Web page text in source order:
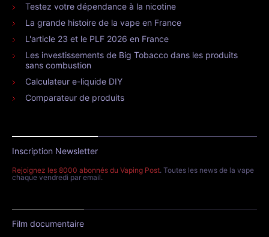
Testez votre dépendance à la nicotine
La grande histoire de la vape en France
L'article 23 et le PLF 2026 en France
Les investissements de Big Tobacco dans les produits
sans combustion
Calculateur e-liquide DIY
Comparateur de produits
Inscription Newsletter
Rejoignez les 8000 abonnés du Vaping Post. Toutes les news de la vape
chaque vendredi par email.
Film documentaire